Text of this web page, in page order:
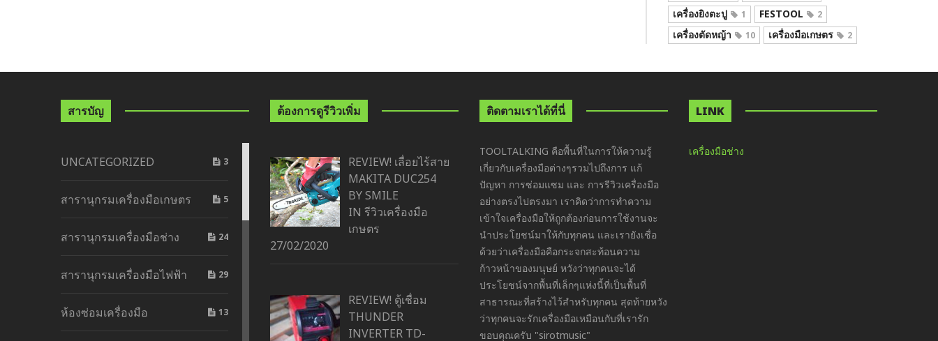
เครื่องยิงตะปู 1 FESTOOL 2
เครื่องตัดหญ้า 10 เครื่องมือเกษตร 2
สารบัญ
UNCATEGORIZED 3
สารานุกรมเครื่องมือเกษตร 5
สารานุกรมเครื่องมือช่าง 24
สารานุกรมเครื่องมือไฟฟ้า 29
ห้องซ่อมเครื่องมือ 13
ต้องการดูรีวิวเพิ่ม
REVIEW! เลื่อยไร้สาย
MAKITA DUC254
BY SMILE
IN รีวิวเครื่องมือ
เกษตร
27/02/2020
REVIEW! ตู้เชื่อม
THUNDER
INVERTER TD-
ติดตามเราได้ที่นี่
TOOLTALKING คือพื้นที่ในการให้ความรู้
เกี่ยวกับเครื่องมือต่างๆรวมไปถึงการ แก้
ปัญหา การซ่อมแซม และ การรีวิวเครื่องมือ
อย่างตรงไปตรงมา เราคิดว่าการทำความ
เข้าใจเครื่องมือให้ถูกต้องก่อนการใช้งานจะ
นำประโยชน์มาให้กับทุกคน และเรายังเชื่อ
ด้วยว่าเครื่องมือคือกระจกสะท้อนความ
ก้าวหน้าของมนุษย์ หวังว่าทุกคนจะได้
ประโยชน์จากพื้นที่เล็กๆแห่งนี้ที่เป็นพื้นที่
สาธารณะที่สร้างไว้สำหรับทุกคน สุดท้ายหวัง
ว่าทุกคนจะรักเครื่องมือเหมือนกับที่เรารัก
ขอบคุณครับ "sirotmusic"
LINK
เครื่องมือช่าง